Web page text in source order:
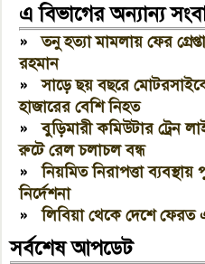
এ বিভাগের অন্যান্য
»তনু হত্যা মামলায় ফের
রহমান
»সাড়ে ছয় বছরে
হাজারের বেশি নিহত
»বুড়িমারী কমিউটার ট্রেন
রুটে রেল চলাচল বন্ধ
»নিয়মিত নিরাপত্তা
নির্দেশনা
»লিবিয়া থেকে দেশে
সর্বশেষ আপডেট